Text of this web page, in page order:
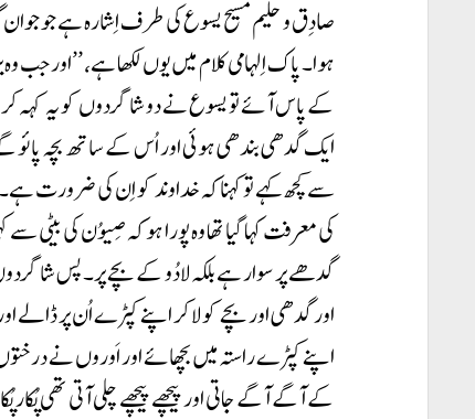
صادِق و حلیم مسیح یسوع کی طرف اِشارہ ہے جو جوان
ہوا۔ پاک اِلہامی کلام میں یوں لکھا ہے، ’’اور جب
کے پاس آئے تو یسوع نے دو شاگردوں کو یہ کہہ کر
ایک گدھی بندھی ہوئی اور اُس کے ساتھ بچہ پائو
سے کچھ کہے تو کہنا کہ خداوند کو اِن کی ضرورت ہے۔
کی معرفت کہا گیا تھا وہ پورا ہو کہ صِیوُن کی بیٹی
گدھے پر سوار ہے بلکہ لادُو کے بچے پر۔ پس
اور گدھی اور بچے کو لا کر اپنے کپڑے اُن پر ڈالے
اپنے کپڑے راستہ میں بچھائے اور اَوروں نے
کے آگے آگے جاتی اور پیچھے پیچھے چلی آتی تھی پُکار